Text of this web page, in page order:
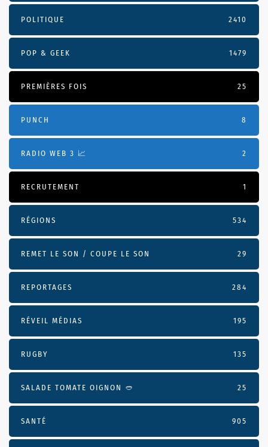
POLITIQUE 2410
POP & GEEK 1479
PREMIÈRES FOIS 25
PUNCH 8
RADIO WEB 3 📈 2
RECRUTEMENT 1
RÉGIONS 534
REMET LE SON / COUPE LE SON 29
REPORTAGES 284
RÉVEIL MÉDIAS 195
RUGBY 135
SALADE TOMATE OIGNON 🥙 25
SANTÉ 905